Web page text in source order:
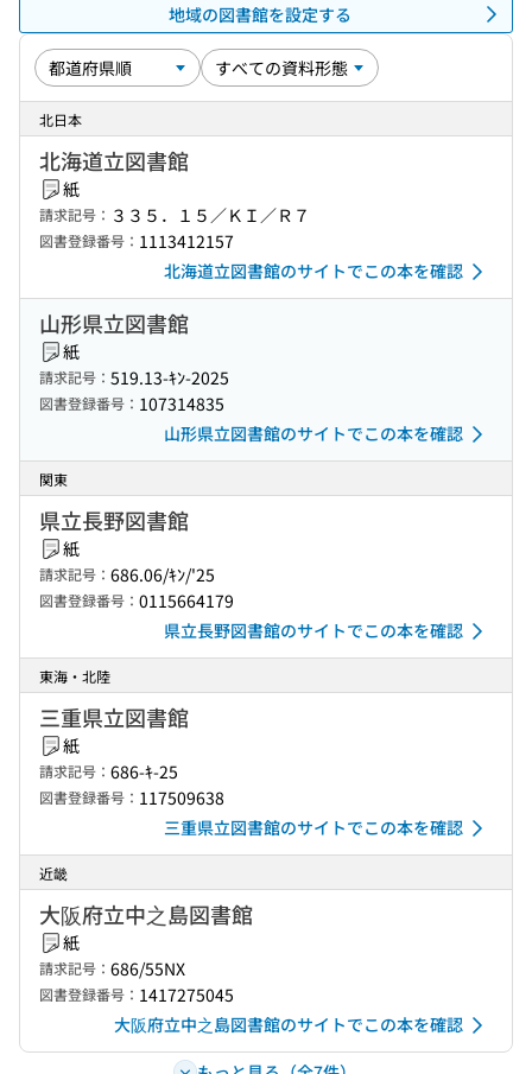
地域の図書館を設定する
北日本
北海道立図書館
紙
請求記号： ３３５．１５／ＫＩ／Ｒ７
図書登録番号： 1113412157
北海道立図書館のサイトでこの本を確認
山形県立図書館
紙
請求記号： 519.13-ｷﾝ-2025
図書登録番号： 107314835
山形県立図書館のサイトでこの本を確認
関東
県立長野図書館
紙
請求記号： 686.06/ｷﾝ/'25
図書登録番号： 0115664179
県立長野図書館のサイトでこの本を確認
東海・北陸
三重県立図書館
紙
請求記号： 686-ｷ-25
図書登録番号： 117509638
三重県立図書館のサイトでこの本を確認
近畿
大阪府立中之島図書館
紙
請求記号： 686/55NX
図書登録番号： 1417275045
大阪府立中之島図書館のサイトでこの本を確認